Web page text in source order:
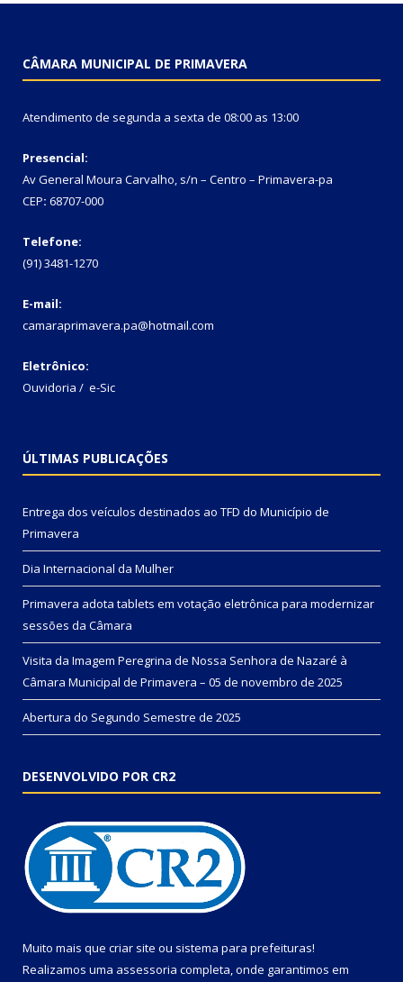
CÂMARA MUNICIPAL DE PRIMAVERA
Atendimento de segunda a sexta de 08:00 as 13:00
Presencial:
Av General Moura Carvalho, s/n – Centro – Primavera-pa
CEP: 68707-000
Telefone:
(91) 3481-1270
E-mail:
camaraprimavera.pa@hotmail.com
Eletrônico:
Ouvidoria / e-Sic
ÚLTIMAS PUBLICAÇÕES
Entrega dos veículos destinados ao TFD do Município de
Primavera
Dia Internacional da Mulher
Primavera adota tablets em votação eletrônica para modernizar
sessões da Câmara
Visita da Imagem Peregrina de Nossa Senhora de Nazaré à
Câmara Municipal de Primavera – 05 de novembro de 2025
Abertura do Segundo Semestre de 2025
DESENVOLVIDO POR CR2
Muito mais que criar site ou sistema para prefeituras!
Realizamos uma assessoria completa, onde garantimos em